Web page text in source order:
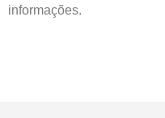
informações.